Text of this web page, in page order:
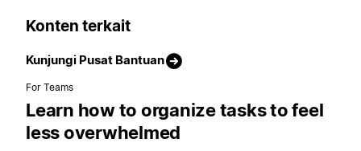
Konten terkait
Kunjungi Pusat Bantuan
For Teams
Learn how to organize tasks to feel
less overwhelmed